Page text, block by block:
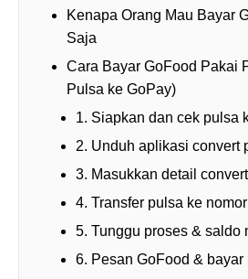
Kenapa Orang Mau Bayar
Saja
Cara Bayar GoFood Pakai
Pulsa ke GoPay)
1. Siapkan dan cek pulsa
2. Unduh aplikasi convert
3. Masukkan detail convert
4. Transfer pulsa ke
5. Tunggu proses & saldo
6. Pesan GoFood &